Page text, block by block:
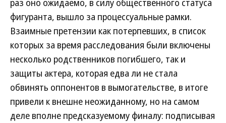
раз оно ожидаемо, в силу общественного статуса
фигуранта, вышло за процессуальные рамки.
Взаимные претензии как потерпевших, в список
которых за время расследования были включены
несколько родственников погибшего, так и
защиты актера, которая едва ли не стала
обвинять оппонентов в вымогательстве, в итоге
привели к внешне неожиданному, но на самом
деле вполне предсказуемому финалу: подписывая